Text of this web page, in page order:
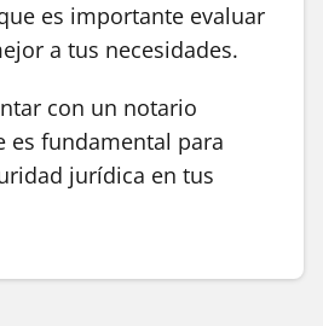
es importante evaluar
a tus necesidades.
con un notario
es fundamental para
jurídica en tus